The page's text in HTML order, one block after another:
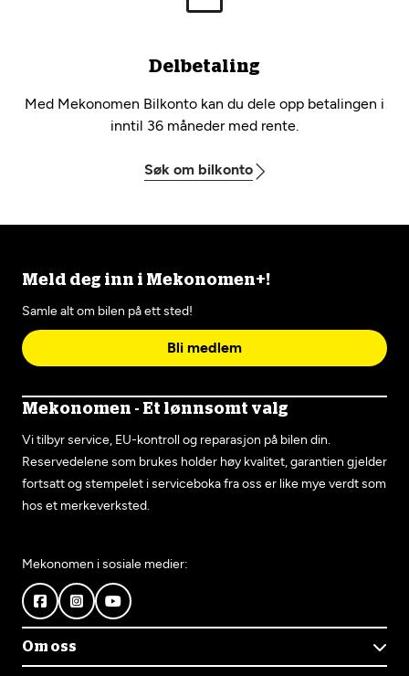
Delbetaling
Med Mekonomen Bilkonto kan du dele opp betalingen i
inntil 36 måneder med rente.
Søk om bilkonto
Meld deg inn i Mekonomen+!
Samle alt om bilen på ett sted!
Bli medlem
Mekonomen - Et lønnsomt valg
Vi tilbyr service, EU-kontroll og reparasjon på bilen din.
Reservedelene som brukes holder høy kvalitet, garantien gjelder
fortsatt og stempelet i serviceboka fra oss er like mye verdt som
hos et merkeverksted.
Mekonomen i sosiale medier:
Om oss